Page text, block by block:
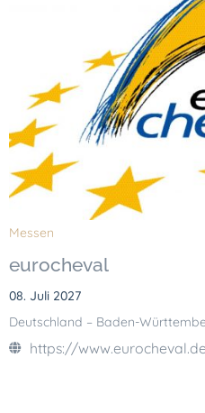
Messen
eurocheval
08. Juli 2027
Deutschland – Baden-
https://